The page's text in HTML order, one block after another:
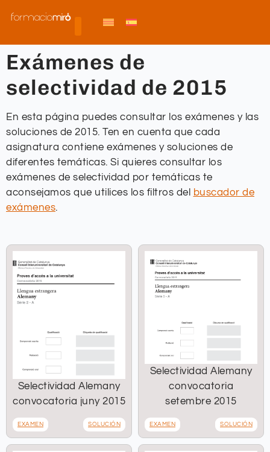
Exámenes de
selectividad de 2015
En esta página puedes consultar los exámenes y las
soluciones de 2015. Ten en cuenta que cada
asignatura contiene exámenes y soluciones de
diferentes temáticas. Si quieres consultar los
exámenes de selectividad por temáticas te
aconsejamos que utilices los filtros del
buscador de
exámenes.
Selectividad Alemany
convocatoria juny 2015
EXAMEN SOLUCIÓN
Selectividad Alemany
convocatoria
setembre 2015
EXAMEN SOLUCIÓN